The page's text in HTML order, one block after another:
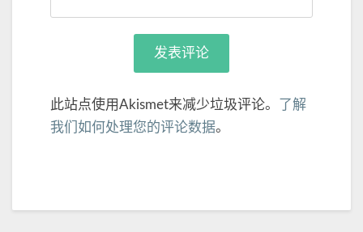
此站点使用Akismet来减少垃圾评论。
了解
我们如何处理您的评论数据。